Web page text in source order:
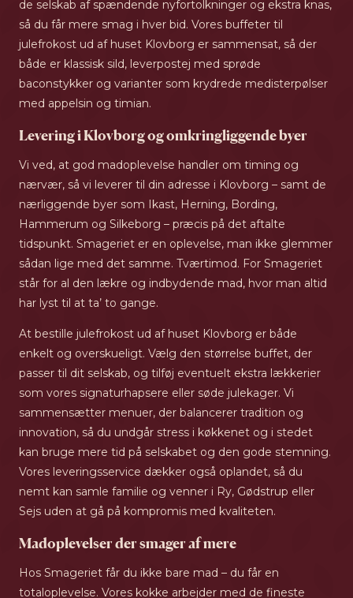
de selskab af spændende nyfortolkninger og ekstra knas,
så du får mere smag i hver bid. Vores buffeter til
julefrokost ud af huset Klovborg er sammensat, så der
både er klassisk sild, leverpostej med sprøde
baconstykker og varianter som krydrede medisterpølser
med appelsin og timian.
Levering i Klovborg og omkringliggende byer
Vi ved, at god madoplevelse handler om timing og
nærvær, så vi leverer til din adresse i Klovborg – samt de
nærliggende byer som Ikast, Herning, Bording,
Hammerum og Silkeborg – præcis på det aftalte
tidspunkt. Smageriet er en oplevelse, man ikke glemmer
sådan lige med det samme. Tværtimod. For Smageriet
står for al den lækre og indbydende mad, hvor man altid
har lyst til at ta’ to gange.
At bestille julefrokost ud af huset Klovborg er både
enkelt og overskueligt. Vælg den størrelse buffet, der
passer til dit selskab, og tilføj eventuelt ekstra lækkerier
som vores signaturhapsere eller søde julekager. Vi
sammensætter menuer, der balancerer tradition og
innovation, så du undgår stress i køkkenet og i stedet
kan bruge mere tid på selskabet og den gode stemning.
Vores leveringsservice dækker også oplandet, så du
nemt kan samle familie og venner i Ry, Gødstrup eller
Sejs uden at gå på kompromis med kvaliteten.
Madoplevelser der smager af mere
Hos Smageriet får du ikke bare mad – du får en
totaloplevelse. Vores kokke arbejder med de fineste